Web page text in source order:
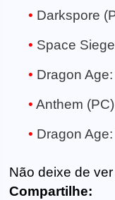
Darkspore
Space
Dragon
Anthem (PC)
Dragon
Não deixe de
Compartilhe: